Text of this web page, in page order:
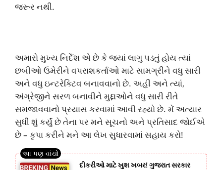
જરૂર નથી.
અમારો મુખ્ય નિર્દેશ એ છે કે જ્યાં લાગુ પડતું હોય ત્યાં
છબીઓ ઉમેરીને વપરાશકર્તાઓ માટે સામગ્રીને વધુ સારી
અને વધુ ઇન્ટરેક્ટિવ બનાવવાનો છે. અહીં અને ત્યાં,
અંગ્રેજીને સરળ બનાવીને મુદ્દાઓને વધુ સારી રીતે
સમજાવવાનો પ્રયાસ કરવામાં આવી રહ્યો છે. મેં અત્યાર
સુધી શું કર્યું છે તેના પર મને સૂચનો અને પ્રતિસાદ જોઈએ
છે – કૃપા કરીને મને આ લેખ સુધારવામાં સહાય કરો!
દીકરીઓ માટે ખુશ ખબર! ગુજરાત સરકાર